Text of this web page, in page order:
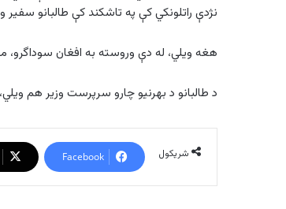
نژدې راتلونکي کې په تاشکند کې طالبانو سفير
هغه ویلي، له دې وروسته به افغان سوداگرو،
د طالبانو د بهرنیو چارو سرپرست وزیر هم
شریکول Facebook